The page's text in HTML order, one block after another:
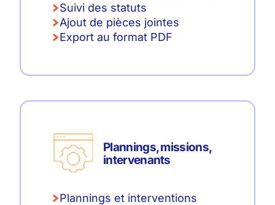
Suivi des statuts
Ajout de pièces jointes
Export au format PDF
Plannings, missions,
intervenants
Plannings et interventions